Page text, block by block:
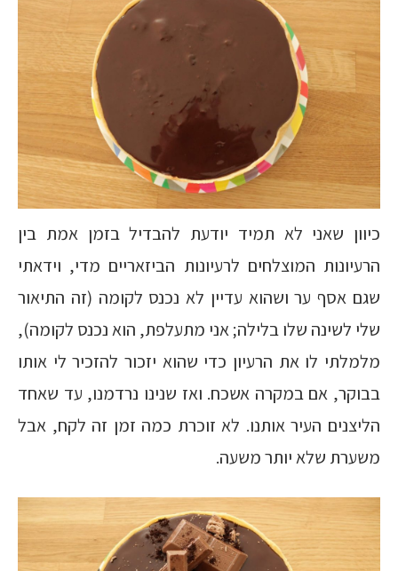
כיוון שאני לא תמיד יודעת להבדיל בזמן אמת בין
הרעיונות המוצלחים לרעיונות הביזאריים מדי, וידאתי
שגם אסף ער ושהוא עדיין לא נכנס לקומה (זה התיאור
שלי לשינה שלו בלילה; אני מתעלפת, הוא נכנס לקומה),
מלמלתי לו את הרעיון כדי שהוא יזכור להזכיר לי אותו
בבוקר, אם במקרה אשכח. ואז שנינו נרדמנו, עד שאחד
הליצנים העיר אותנו. לא זוכרת כמה זמן זה לקח, אבל
משערת שלא יותר משעה.